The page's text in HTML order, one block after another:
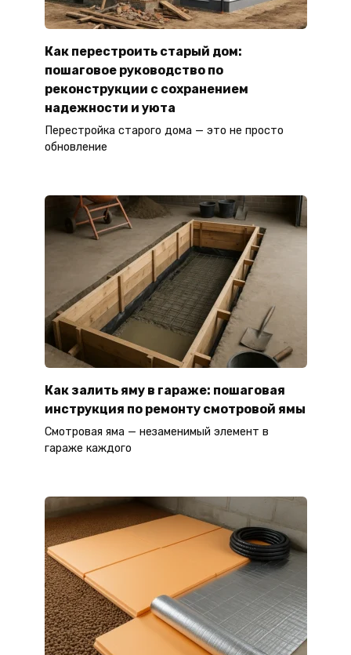
Как перестроить старый дом:
пошаговое руководство по
реконструкции с сохранением
надежности и уюта
Перестройка старого дома — это не просто
обновление
Как залить яму в гараже: пошаговая
инструкция по ремонту смотровой ямы
Смотровая яма — незаменимый элемент в
гараже каждого